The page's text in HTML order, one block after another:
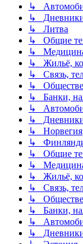
↳
↳
↳ Литва
↳ Общие
↳
↳ Жильё,
↳ Связь,
↳
↳ Банки,
↳
↳
↳ Норвегия
↳
↳ Общие
↳
↳ Жильё,
↳ Связь,
↳
↳ Банки,
↳
↳